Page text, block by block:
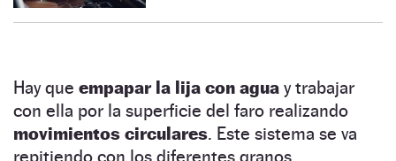
Hay que empapar la lija con agua y trabajar
con ella por la superficie del faro realizando
movimientos circulares. Este sistema se va